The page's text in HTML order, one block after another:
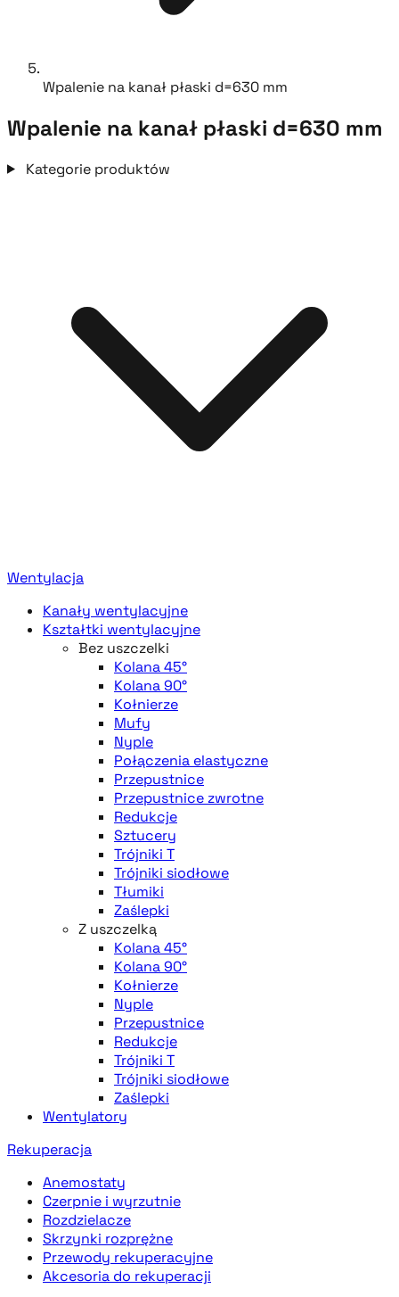
Wpalenie na kanał płaski d=630 mm
Wpalenie na kanał płaski d=630 mm
Kategorie produktów
Wentylacja
Kanały wentylacyjne
Kształtki wentylacyjne
Bez uszczelki
Kolana 45°
Kolana 90°
Kołnierze
Mufy
Nyple
Połączenia elastyczne
Przepustnice
Przepustnice zwrotne
Redukcje
Sztucery
Trójniki T
Trójniki siodłowe
Tłumiki
Zaślepki
Z uszczelką
Kolana 45°
Kolana 90°
Kołnierze
Nyple
Przepustnice
Redukcje
Trójniki T
Trójniki siodłowe
Zaślepki
Wentylatory
Rekuperacja
Anemostaty
Czerpnie i wyrzutnie
Rozdzielacze
Skrzynki rozprężne
Przewody rekuperacyjne
Akcesoria do rekuperacji